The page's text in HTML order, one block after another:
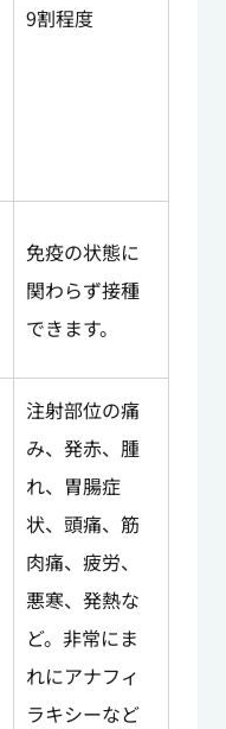
9割程度
免疫の状態に
関わらず接種
できます。
注射部位の痛
み、発赤、腫
れ、胃腸症
状、頭痛、筋
肉痛、疲労、
悪寒、発熱な
ど。非常にま
れにアナフィ
ラキシーなど